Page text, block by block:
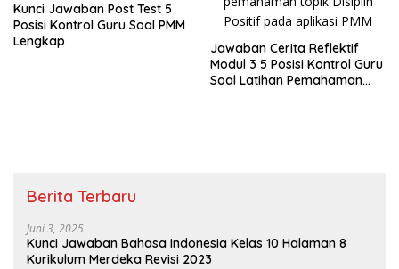
Kunci Jawaban Post Test 5
Posisi Kontrol Guru Soal PMM
Lengkap
Jawaban Cerita Reflektif
Modul 3 5 Posisi Kontrol Guru
Soal Latihan Pemahaman
Berita Terbaru
Juni 3, 2025
Kunci Jawaban Bahasa Indonesia Kelas 10 Halaman 8
Kurikulum Merdeka Revisi 2023